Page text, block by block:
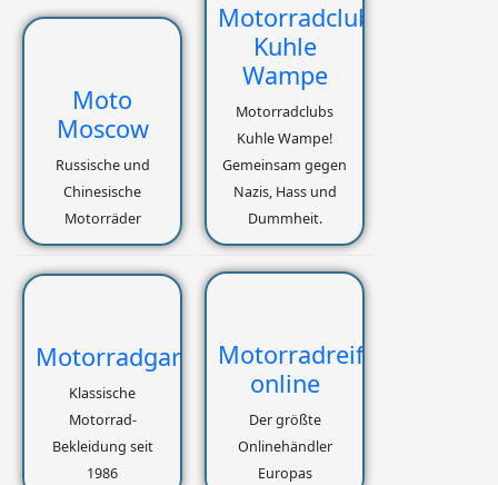
Moto
Moscow
Russische und
Chinesische
Motorräder
Motorradclubs
Kuhle
Wampe
Motorradclubs
Kuhle Wampe!
Gemeinsam gegen
Nazis, Hass und
Dummheit.
Motorradgarage
Klassische
Motorrad-
Bekleidung seit
1986
Motorradreifen
online
Der größte
Onlinehändler
Europas